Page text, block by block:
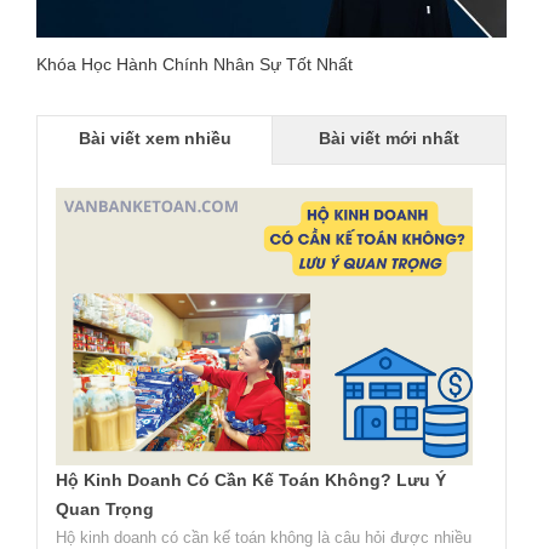
Khóa Học Hành Chính Nhân Sự Tốt Nhất
Bài viết xem nhiều Bài viết mới nhất
Hộ Kinh Doanh Có Cần Kế Toán Không? Lưu Ý
Quan Trọng
Hộ kinh doanh có cần kế toán không là câu hỏi được nhiều